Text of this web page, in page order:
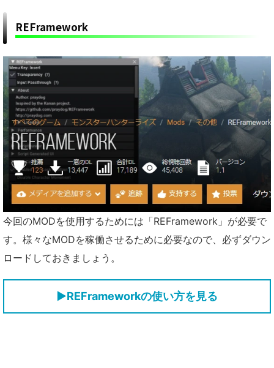
REFramework
今回のMODを使用するためには「REFramework」が必要で
す。様々なMODを稼働させるために必要なので、必ずダウン
ロードしておきましょう。
▶REFrameworkの使い方を見る